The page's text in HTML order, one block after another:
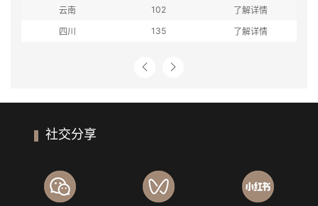
云南
102
了解详情
四川
135 了解详情
社交分享